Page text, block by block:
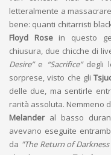
letteralmente a
bene: quanti chitarristi
Floyd Rosein questo
chiusura, due chicche di
Desire”e “Sacrifice”degli
sorprese, visto che gli
delle due, ma sentirle
rarità assoluta. Nemmeno
Melanderal basso
avevano eseguite
da "The Return of